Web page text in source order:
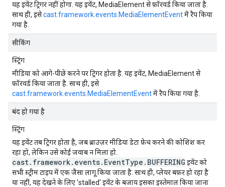
यह इवेंट ट्रिगर नहीं होगा. यह इवेंट, MediaElement से फ़ॉरवर्ड किया जाता है.
साथ ही, इसेcast.framework.events.MediaElementEventमें रैप किया
गया है.
सीकिंग
स्ट्रिंग
मीडिया को आगे-पीछे करने पर ट्रिगर होता है. यह इवेंट, MediaElement से
फ़ॉरवर्ड किया जाता है. साथ ही, इसे
cast.framework.events.MediaElementEventमें रैप किया गया है.
बंद हो गया है
स्ट्रिंग
यह इवेंट तब ट्रिगर होता है, जब ब्राउज़र मीडिया डेटा फ़ेच करने की कोशिश कर
रहा हो, लेकिन उसे कोई जवाब न मिला हो.
cast.framework.events.EventType.BUFFERING इवेंट को
सभी स्ट्रीम टाइप में एक जैसा लागू किया जाता है. साथ ही, प्लेयर बफ़र हो रहा है
या नहीं, यह देखने के लिए 'stalled' इवेंट के बजाय इसका इस्तेमाल किया जाना